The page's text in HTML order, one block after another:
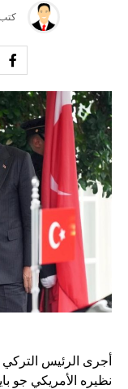
أجرى الرئيس
نظيره الأمريكي جو